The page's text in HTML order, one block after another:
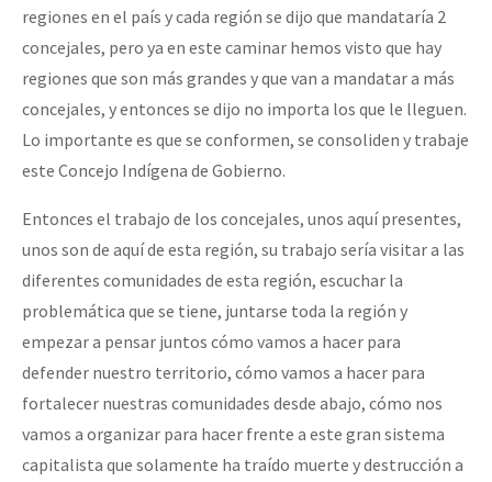
regiones en el país y cada región se dijo que mandataría 2
concejales, pero ya en este caminar hemos visto que hay
regiones que son más grandes y que van a mandatar a más
concejales, y entonces se dijo no importa los que le lleguen.
Lo importante es que se conformen, se consoliden y trabaje
este Concejo Indígena de Gobierno.
Entonces el trabajo de los concejales, unos aquí presentes,
unos son de aquí de esta región, su trabajo sería visitar a las
diferentes comunidades de esta región, escuchar la
problemática que se tiene, juntarse toda la región y
empezar a pensar juntos cómo vamos a hacer para
defender nuestro territorio, cómo vamos a hacer para
fortalecer nuestras comunidades desde abajo, cómo nos
vamos a organizar para hacer frente a este gran sistema
capitalista que solamente ha traído muerte y destrucción a